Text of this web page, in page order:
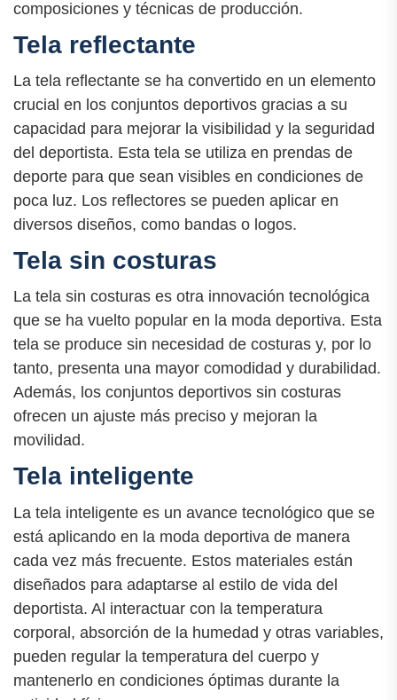
composiciones y técnicas de producción.
Tela reflectante
La tela reflectante se ha convertido en un elemento
crucial en los conjuntos deportivos gracias a su
capacidad para mejorar la visibilidad y la seguridad
del deportista. Esta tela se utiliza en prendas de
deporte para que sean visibles en condiciones de
poca luz. Los reflectores se pueden aplicar en
diversos diseños, como bandas o logos.
Tela sin costuras
La tela sin costuras es otra innovación tecnológica
que se ha vuelto popular en la moda deportiva. Esta
tela se produce sin necesidad de costuras y, por lo
tanto, presenta una mayor comodidad y durabilidad.
Además, los conjuntos deportivos sin costuras
ofrecen un ajuste más preciso y mejoran la
movilidad.
Tela inteligente
La tela inteligente es un avance tecnológico que se
está aplicando en la moda deportiva de manera
cada vez más frecuente. Estos materiales están
diseñados para adaptarse al estilo de vida del
deportista. Al interactuar con la temperatura
corporal, absorción de la humedad y otras variables,
pueden regular la temperatura del cuerpo y
mantenerlo en condiciones óptimas durante la